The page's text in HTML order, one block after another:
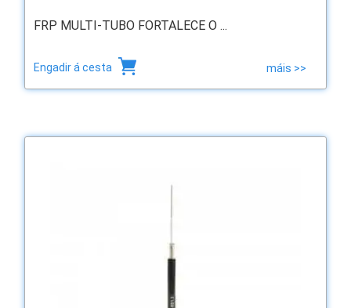
FRP MULTI-TUBO FORTALECE O ...
Engadir á cesta máis >>